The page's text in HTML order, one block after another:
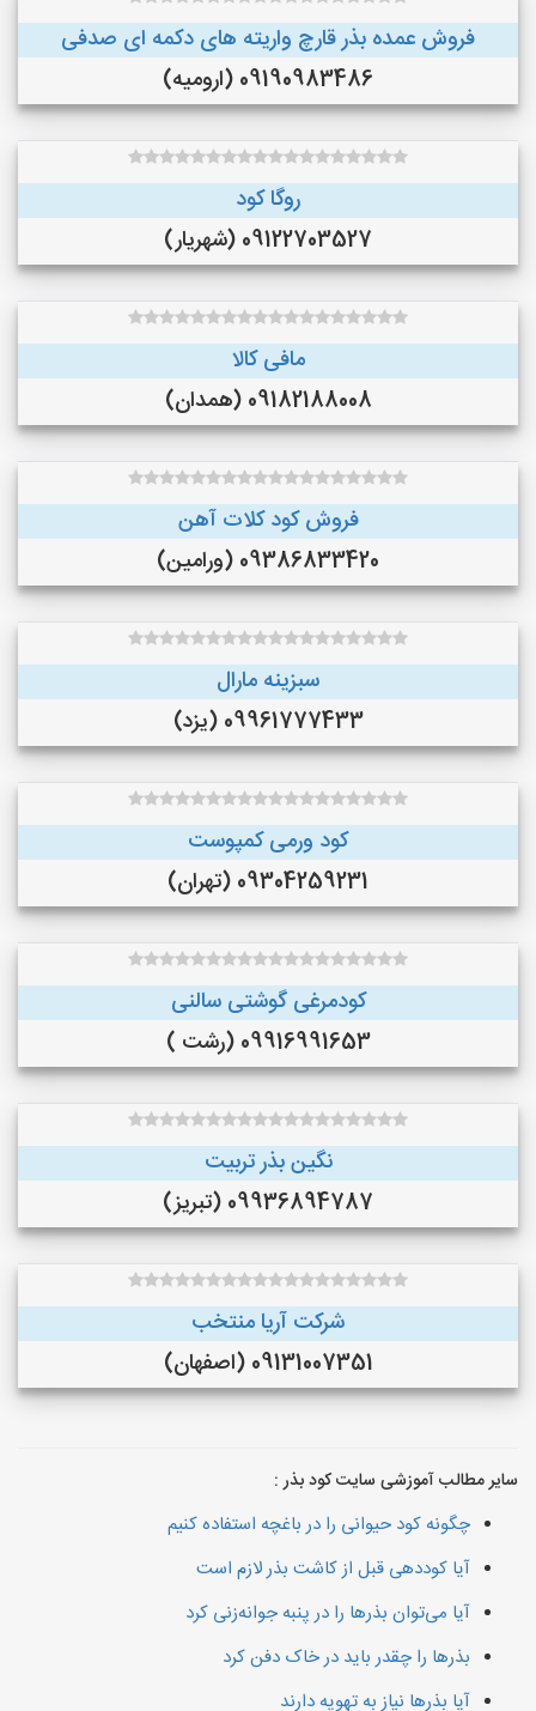
فروش عمده بذر قارچ واریته های دکمه ای صدفی
09190983486 (ارومیه)
روگا کود
09122703527 (شهریار)
مافی کالا
09182188008 (همدان)
فروش کود کلات آهن
09386833420 (ورامین)
سبزینه مارال
09961777433 (یزد)
کود ورمی کمپوست
09304259231 (تهران)
کودمرغی گوشتی سالنی
09916991653 (رشت )
نگین بذر تربیت
09936894787 (تبریز)
شرکت آریا منتخب
09131007351 (اصفهان)
سایر مطالب آموزشی سایت کود بذر :
چگونه کود حیوانی را در باغچه استفاده کنیم
آیا کوددهی قبل از کاشت بذر لازم است
آیا می‌توان بذرها را در پنبه جوانه‌زنی کرد
بذرها را چقدر باید در خاک دفن کرد
آیا بذرها نیاز به تهویه دارند